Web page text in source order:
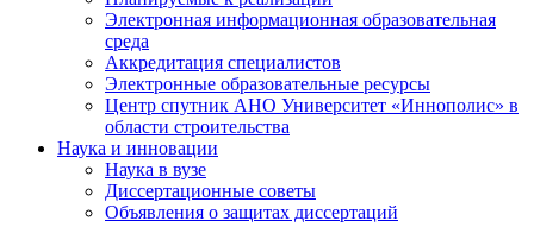
Электронная информационная образовательная
среда
Аккредитация специалистов
Электронные образовательные ресурсы
Центр спутник АНО Университет «Иннополис» в
области строительства
Наука и инновации
Наука в вузе
Диссертационные советы
Объявления о защитах диссертаций